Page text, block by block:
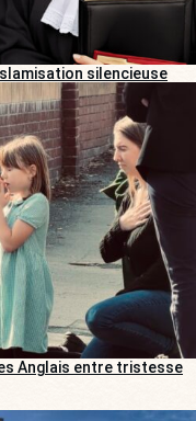
silencieuse
Anglais entre tristesse